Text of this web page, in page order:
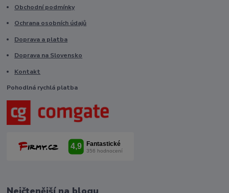
Obchodní podmínky
Ochrana osobních údajů
Doprava a platba
Doprava na Slovensko
Kontakt
Pohodlná rychlá platba